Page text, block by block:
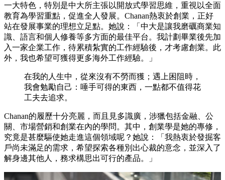
一大特色，特別是中大所主張以開放式學習思維，重視以全面
教育為學習重點，促進全人發展。Chanan熱衷於創業，正好
站在發展事業的理想立足點。她說：「中大是讓我磨礪商業知
識、語言和個人修養等多方面的最佳平台。我計劃畢業後先加
入一家企業工作，待累積紮實的工作經驗後，才考慮創業。此
外，我也希望可獲得更多海外工作經驗。」
在我的人生中，從來沒有不勞而獲；遇上困阻時，
我會勉勵自己：唾手可得的東西，一點都不值得花
工夫去追求。
Chanan的履歷十分亮麗，而且見多識廣，涉獵包括金融、公
關、市場營銷和創業在內的學問。其中，創業學是她的專修，
究竟是甚麼驅使她走進這個領域呢？她說：「我熱衷於發掘客
戶尚未滿足的需求，希望探索各種別出心裁的意念，並深入了
解身邊其他人，務求構思出可行的產品。」